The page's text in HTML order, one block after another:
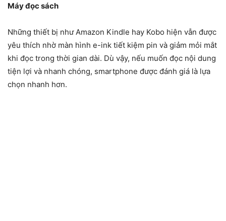
Máy đọc sách
Những thiết bị như Amazon Kindle hay Kobo hiện vẫn được
yêu thích nhờ màn hình e-ink tiết kiệm pin và giảm mỏi mắt
khi đọc trong thời gian dài. Dù vậy, nếu muốn đọc nội dung
tiện lợi và nhanh chóng, smartphone được đánh giá là lựa
chọn nhanh hơn.